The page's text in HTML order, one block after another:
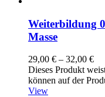
Weiterbildung
Masse
29,00 € – 32,00 €
Dieses Produkt
können auf der
View